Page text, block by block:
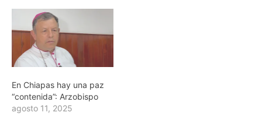
En Chiapas hay una paz
“contenida”: Arzobispo
agosto 11, 2025